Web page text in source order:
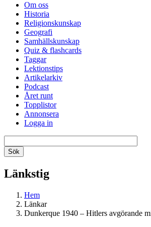
Om oss
Historia
Religionskunskap
Geografi
Samhällskunskap
Quiz & flashcards
Taggar
Lektionstips
Artikelarkiv
Podcast
Året runt
Topplistor
Annonsera
Logga in
Länkstig
Hem
Länkar
Dunkerque 1940 – Hitlers avgörande